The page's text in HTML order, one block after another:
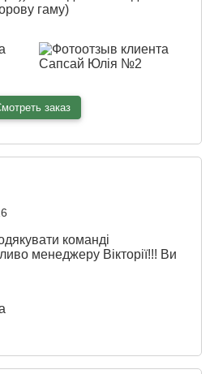
гаму)
заказ
см
см2
команді
менеджеру Вікторії!!! Ви